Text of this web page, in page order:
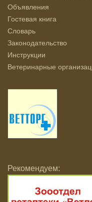
Объявления
Гостевая книга
Словарь
Законодательство
Инструкции
Ветеринарные
Рекомендуем: